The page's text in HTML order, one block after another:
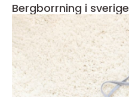
Bergborrning i sverige